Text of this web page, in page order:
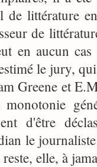
de littérature
de
en aucun
le jury,
Greene et
monotonie
d'être
le
elle, à